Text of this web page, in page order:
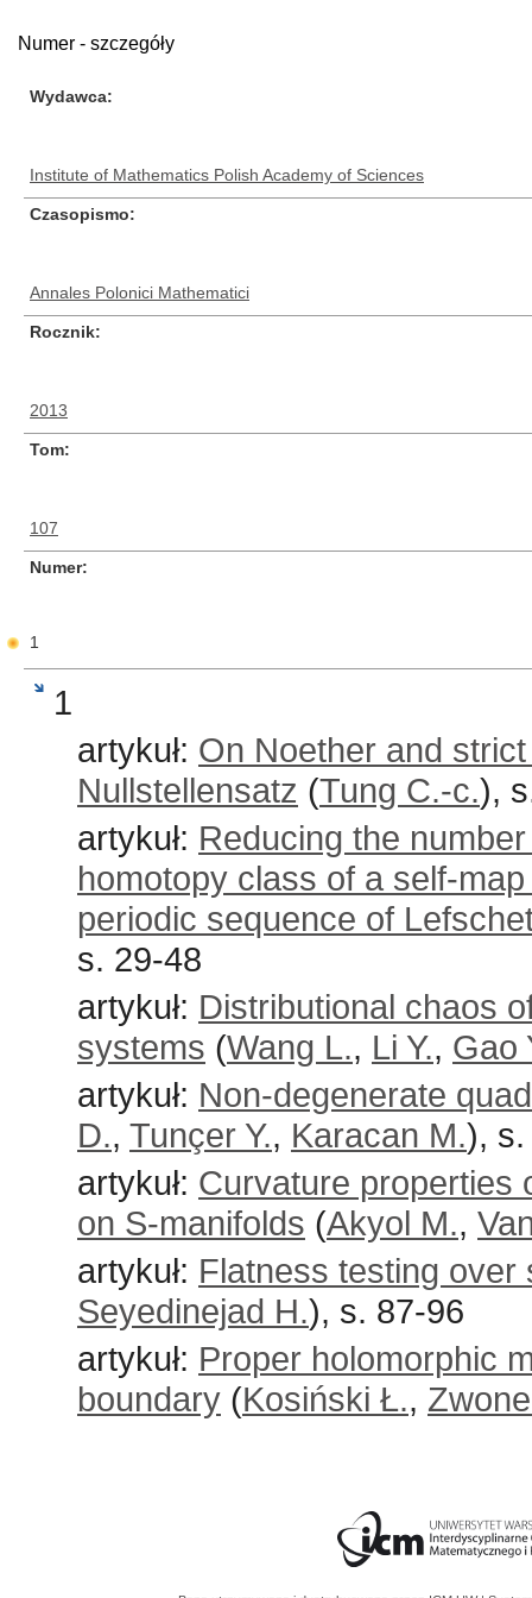
Numer - szczegóły
Wydawca
Institute of Mathematics Polish Academy of Sciences
Czasopismo
Annales Polonici Mathematici
Rocznik
2013
Tom
107
Numer
1
1
artykuł: On Noether and
Nullstellensatz (Tung C.-c.),
artykuł: Reducing the
homotopy class of a self-
periodic sequence of
s. 29-48
artykuł: Distributional chaos
systems (Wang L., Li Y., Gao
artykuł: Non-degenerate
D., Tunçer Y., Karacan M.),
artykuł: Curvature properties
on S-manifolds (Akyol M.,
artykuł: Flatness testing over
Seyedinejad H.), s. 87-96
artykuł: Proper holomorphic
boundary (Kosiński Ł.,